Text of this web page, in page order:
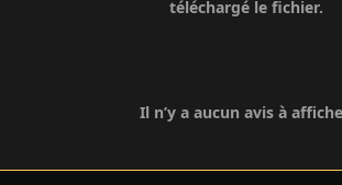
téléchargé le fichier.
Il n’y a aucun avis à